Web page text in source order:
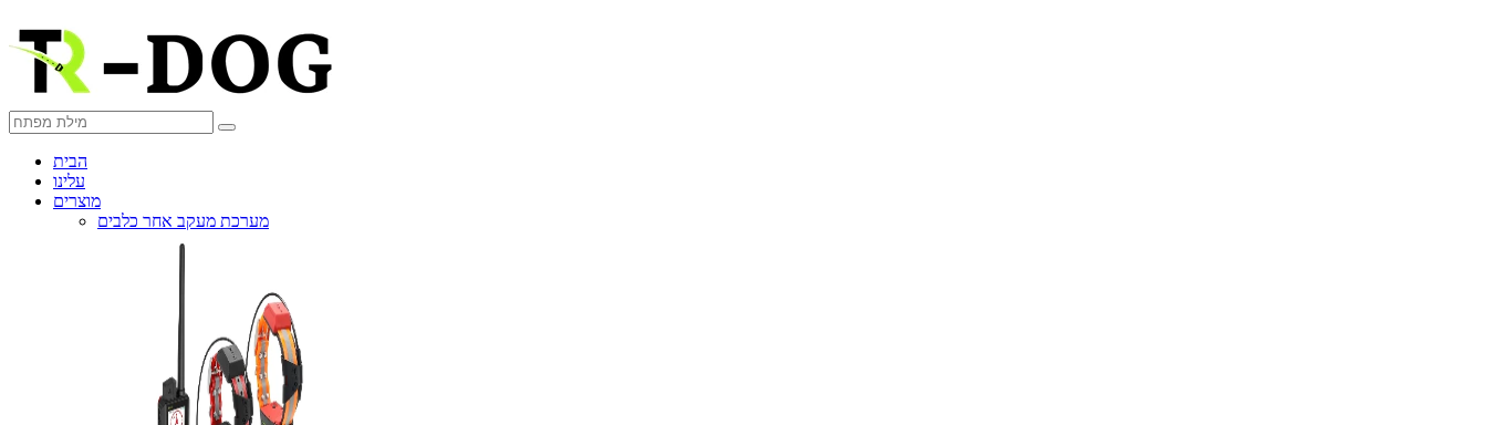
הבית
עלינו
מוצרים
מערכת מעקב אחר כלבים